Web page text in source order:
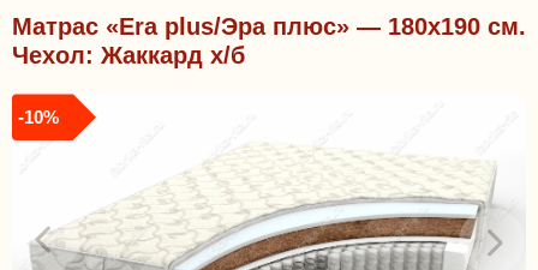
Матрас «Era plus/Эра плюс» — 180x190 см.
Чехол: Жаккард х/б
-10%